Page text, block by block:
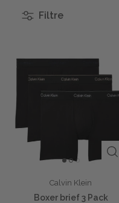
Filtre
Calvin Klein
Boxer brief 3 Pack